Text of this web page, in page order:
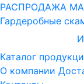
РАСПРОДАЖА
Гардеробные
Каталог
О компании